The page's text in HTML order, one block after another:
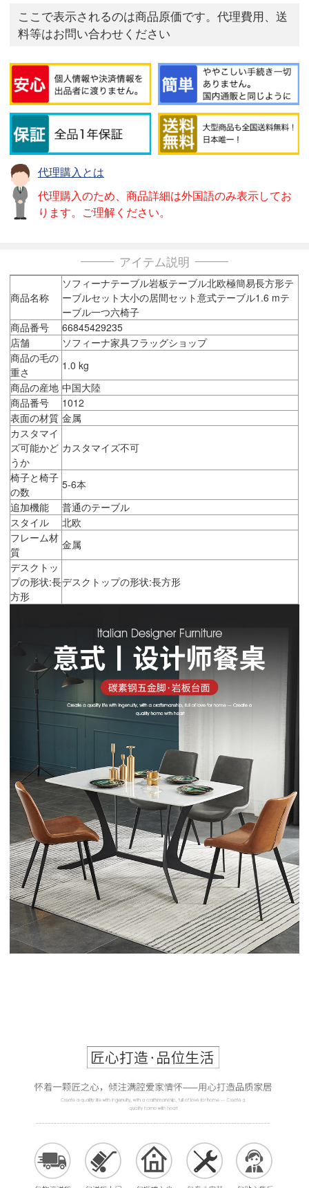
ここで表示されるのは商品原価です。代理費用、送
料等はお問い合わせください
代理購入とは
代理購入のため、商品詳細は外国語のみ表示してお
ります。ご理解ください。
アイテム説明
商品名称
ソフィーナテーブル岩板テーブル北欧極簡易長方形テ
ーブルセット大小の居間セット意式テーブル1.6 mテ
ーブル一つ六椅子
商品番号
66845429235
店舗
ソフィーナ家具フラッグショップ
商品の毛の
重さ
1.0 kg
商品の産地 中国大陸
商品番号
1012
表面の材質 金属
カスタマイ
ズ可能かど
うか
カスタマイズ不可
椅子と椅子
の数
5-6本
追加機能
普通のテーブル
スタイル
北欧
フレーム材
質
金属
デスクトッ
プの形状:長
方形
デスクトップの形状:長方形